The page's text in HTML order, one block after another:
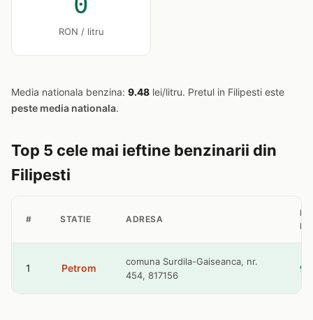
RON / litru
Media nationala benzina: 9.48 lei/litru. Pretul in Filipesti este
peste media nationala.
Top 5 cele mai ieftine benzinarii din
Filipesti
# STATIE ADRESA
1 Petrom
comuna Surdila-Gaiseanca, nr.
454, 817156